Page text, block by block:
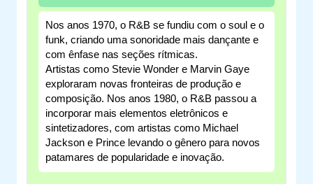
Nos anos 1970, o R&B se fundiu com o soul e o
funk, criando uma sonoridade mais dançante e
com ênfase nas seções rítmicas.
Artistas como Stevie Wonder e Marvin Gaye
exploraram novas fronteiras de produção e
composição. Nos anos 1980, o R&B passou a
incorporar mais elementos eletrônicos e
sintetizadores, com artistas como Michael
Jackson e Prince levando o gênero para novos
patamares de popularidade e inovação.